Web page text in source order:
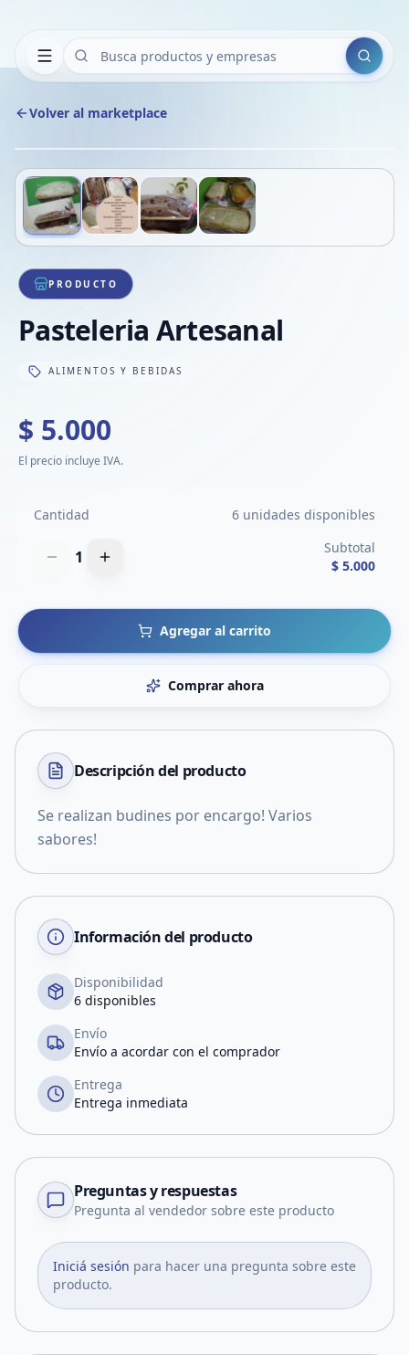
Buscar
Volver al marketplace
1/4
PRODUCTO
Pasteleria Artesanal
ALIMENTOS Y BEBIDAS
$ 5.000
El precio incluye IVA.
Cantidad 6 unidades disponibles
1
Subtotal
$ 5.000
Agregar al carrito
Comprar ahora
Descripción del producto
Se realizan budines por encargo! Varios
sabores!
Información del producto
Disponibilidad
6 disponibles
Envío
Envío a acordar con el comprador
Entrega
Entrega inmediata
Preguntas y respuestas
Pregunta al vendedor sobre este producto
Iniciá sesión para hacer una pregunta sobre este
producto.